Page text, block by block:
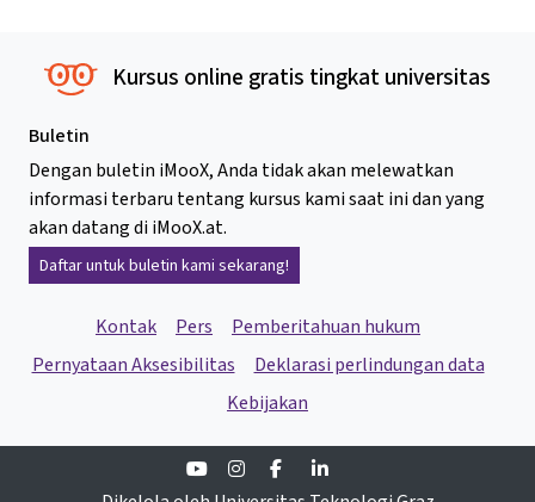
Kursus online gratis tingkat universitas
Buletin
Dengan buletin iMooX, Anda tidak akan melewatkan
informasi terbaru tentang kursus kami saat ini dan yang
akan datang di iMooX.at.
Daftar untuk buletin kami sekarang!
Kontak Pers
Pemberitahuan hukum
Pernyataan Aksesibilitas
Deklarasi perlindungan data
Kebijakan
YoutubeInstagramFacebook